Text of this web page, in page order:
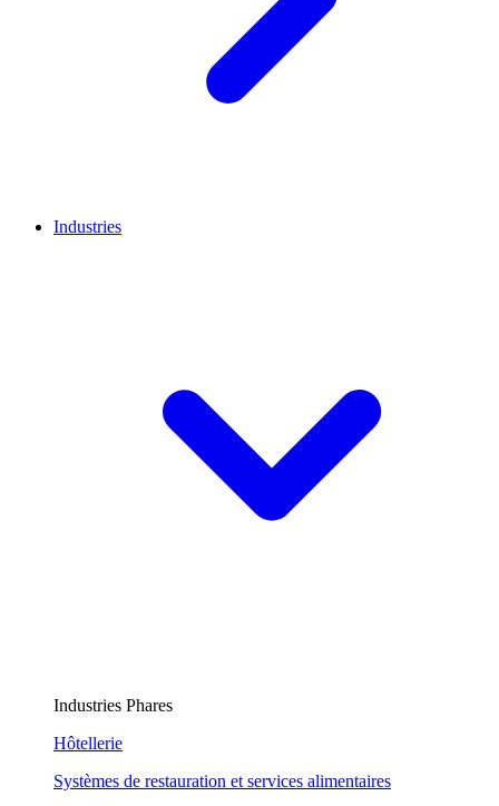
Industries
Industries Phares
Hôtellerie
Systèmes de restauration et services alimentaires